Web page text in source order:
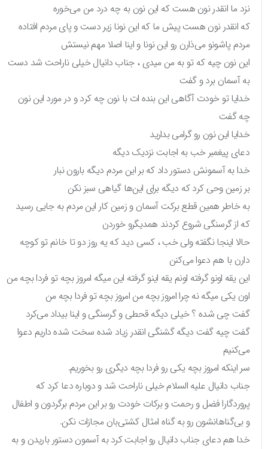
نزد ما انقدر نون هست که این نون به چه درد من می‌خوره
که انقدر نون هست پیش ما که این نونا زیر دست و پای مردم افتاده
مردم پاشونو می‌ذارن رو این نونا و اینا اصلا مهم نیستش
این نون چیه که تو به من میدی ، جناب دانیال خیلی ناراحت شد دست
به آسمان برد و گفت
خدایا تو خودت آگاهی این بنده ات با نون چه کرد و در مورد این نون
چه گفت
خدایا این نون رو گرامی بدارید
دعای پیغمبر خب به اجابت نزدیک دیگه
خدا به آسمونش دستور داد که بر این مردم دیگه بارون نبار
بر زمین وحی کرد که دیگه برای این‌ها گیاهی سبز نکن
به خاطر همین قطع برکت آسمان و زمین کار این مردم به جایی رسید
که از گرسنگی شروع کردند همدیگرو خوردن
حالا اینجا نگفته ولی خب ، کسی دید که یه روز دو تا خانم تو کوچه
دارن با هم دعوا می‌کنن
این یقه اونو گرفته اونم یقه اینو گرفته این میگه امروز بچه تو فردا بچه من
اون یکی میگه نه چرا امروز بچه من امروز بچه تو فردا بچه من
گفت چی شده ؟ خیلی دیگه قحطی و گرسنگی و اینا بیداد می‌کرد
گفت چیه گفت دیگه گشنگی انقدر زیاد شده سخت شده داریم دعوا
می‌کنیم
سر اینکه امروز بچه یکی رو فردا بچه دیگری رو بخوریم.
جناب دانیال علیه السلام خیلی ناراحت شد و دوباره دعا کرد که
پروردگارا فضل و رحمت و برکات خودت رو بر این مردم برگردون و اطفال
و بی‌گناهانشون رو به گناه امثال کشتی‌بان مجازات نکن.
خدا هم دعای جناب دانیال رو اجابت کرد به آسمون دستور باریدن و به